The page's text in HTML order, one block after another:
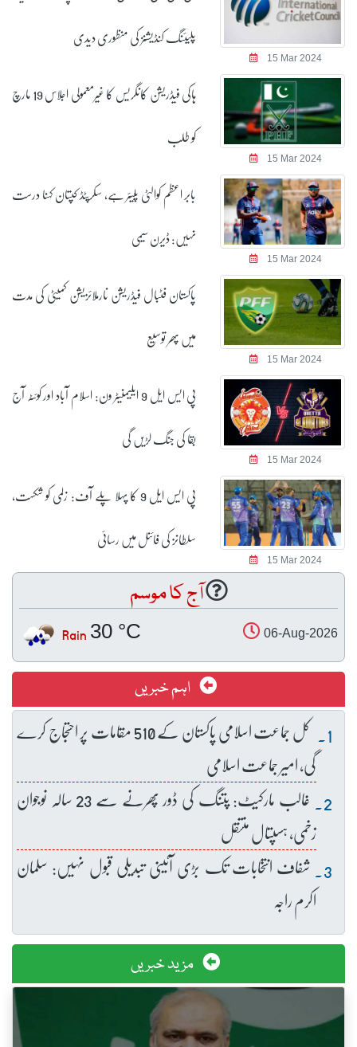
15 Mar 2024
پلیئنگ کنڈیشنز کی منظوری دیدی
15 Mar 2024
ہاکی فیڈریشن کانگریس کا غیرمعمولی اجلاس 19 مارچ
کو طلب
15 Mar 2024
بابر اعظم کوالٹی پلیئر ہے، سکرپٹڈ کپتان کہنا درست
نہیں: ڈیرن سیمی
15 Mar 2024
پاکستان فٹبال فیڈریشن نارملائزیشن کمیٹی کی مدت
میں پھر توسیع
15 Mar 2024
پی ایس ایل 9 ایلیمنیٹر ون: اسلام آباد اور کوئٹہ آج
بقا کی جنگ لڑیں گی
15 Mar 2024
پی ایس ایل 9 کا پہلا پلے آف: زلمی کو شکست،
سلطانز کی فائنل میں رسائی
آج کا موسم
06-Aug-2026
30 °C
Rain
اہم خبریں
کل جماعت اسلامی پاکستان کے 510 مقامات پر احتجاج کرے
گی، امیر جماعت اسلامی
غالب مارکیٹ: پتنگ کی ڈور پھرنے سے 23 سالہ نوجوان
زخمی، ہسپتال منتقل
شفاف انتخابات تک بڑی آئینی تبدیلی قبول نہیں: سلمان
اکرم راجہ
مزید خبریں